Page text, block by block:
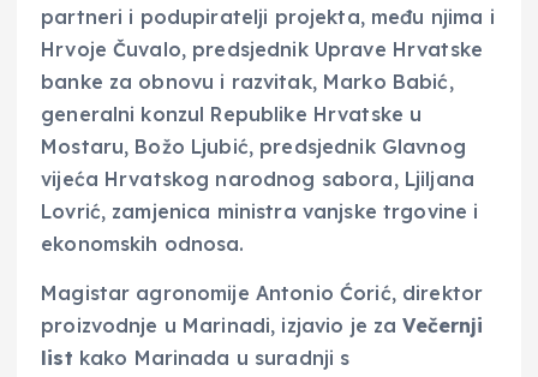
partneri i podupiratelji projekta, među njima i
Hrvoje Čuvalo, predsjednik Uprave Hrvatske
banke za obnovu i razvitak, Marko Babić,
generalni konzul Republike Hrvatske u
Mostaru, Božo Ljubić, predsjednik Glavnog
vijeća Hrvatskog narodnog sabora, Ljiljana
Lovrić, zamjenica ministra vanjske trgovine i
ekonomskih odnosa.
Magistar agronomije Antonio Ćorić, direktor
proizvodnje u Marinadi, izjavio je zaVečernji
list kako Marinada u suradnji s